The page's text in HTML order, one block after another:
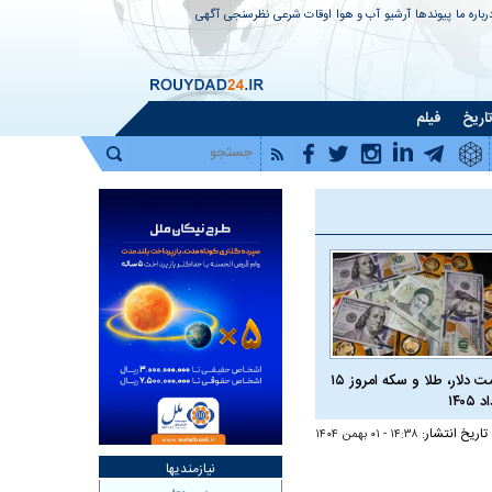
ما پیوندها آرشیو آب و هوا اوقات شرعی نظرسنجی آگهی
تاریخ فیلم
قیمت دلار، طلا و سکه امروز ۱۵
تاریخ انتشار: ۱۴:۳۸ - ۰۱ بهمن ۱۴۰۴
نیازمندیها